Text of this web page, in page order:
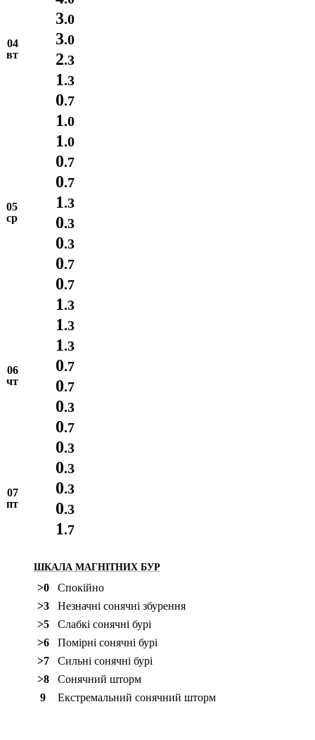
04
вт
3.0
3.0
2.3
1.3
0.7
1.0
05
ср
1.0
0.7
0.7
1.3
0.3
0.3
0.7
0.7
06
чт
1.3
1.3
1.3
0.7
0.7
0.3
0.7
0.3
07
пт
0.3
0.3
0.3
1.7
ШКАЛА МАГНІТНИХ БУР
>0
Спокійно
>3
Незначні сонячні збурення
>5
Слабкі сонячні бурі
>6
Помірні сонячні бурі
>7
Сильні сонячні бурі
>8
Сонячний шторм
9
Екстремальний сонячний шторм